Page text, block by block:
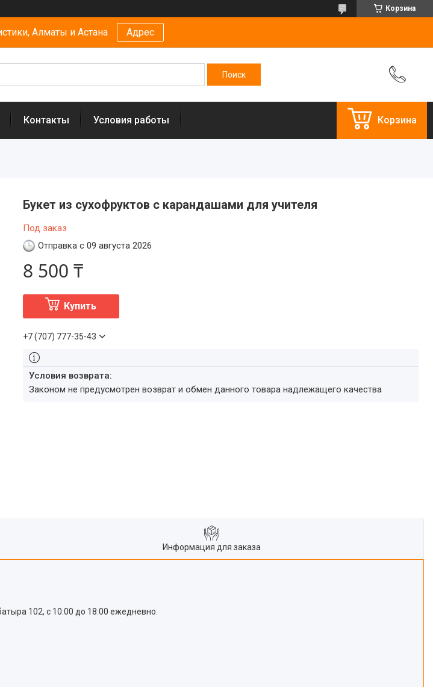
Корзина
Алматы и Астана Адрес
Контакты Условия работы Корзина
Букет из сухофруктов с карандашами для учителя
Под заказ
Отправка с 09 августа 2026
8 500 ₸
Купить
+7 (707) 777-35-43
Законом не предусмотрен возврат и обмен данного товара надлежащего качества
Информация для заказа
102, с 10:00 до 18:00 ежедневно.